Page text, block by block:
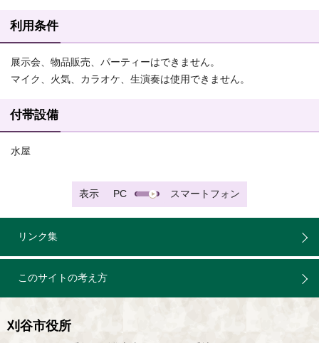
利用条件
展示会、物品販売、パーティーはできません。
マイク、火気、カラオケ、生演奏は使用できません。
付帯設備
水屋
表示 PC スマートフォン
リンク集
このサイトの考え方
刈谷市役所